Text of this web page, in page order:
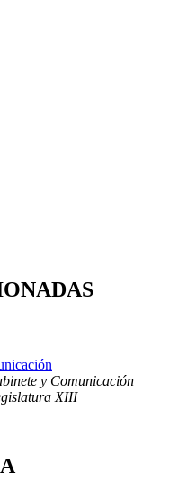
y Comunicación
XIII